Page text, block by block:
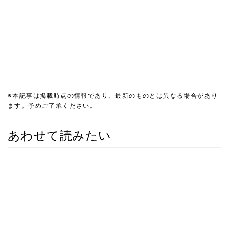
※本記事は掲載時点の情報であり、最新のものとは異なる場合があり
ます。予めご了承ください。
あわせて読みたい